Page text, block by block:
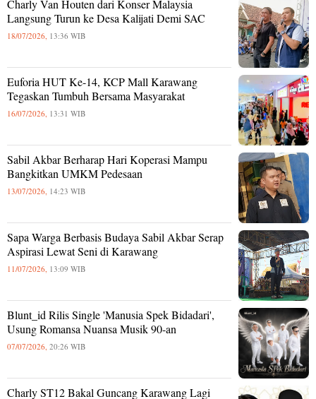
Charly Van Houten dari Konser Malaysia
Langsung Turun ke Desa Kalijati Demi SAC
18/07/2026, 13:36 WIB
Euforia HUT Ke-14, KCP Mall Karawang
Tegaskan Tumbuh Bersama Masyarakat
16/07/2026, 13:31 WIB
Sabil Akbar Berharap Hari Koperasi Mampu
Bangkitkan UMKM Pedesaan
13/07/2026, 14:23 WIB
Sapa Warga Berbasis Budaya Sabil Akbar Serap
Aspirasi Lewat Seni di Karawang
11/07/2026, 13:09 WIB
Blunt_id Rilis Single 'Manusia Spek Bidadari',
Usung Romansa Nuansa Musik 90-an
07/07/2026, 20:26 WIB
Charly ST12 Bakal Guncang Karawang Lagi